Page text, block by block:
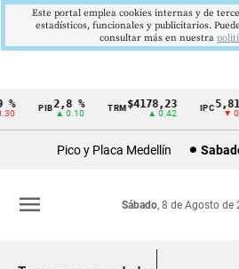
Cintillo
Colombia
2,8 %
▲ 0.10
TRM$4178,23
▲ 0.42
5,81 %
▼ 0.12
Pico y Placa Medellín
Sábado, 8 de Agosto de
menu
Este portal emplea cookies internas y de
estadísticos, funcionales y publicitarios.
consultar más en nuestra